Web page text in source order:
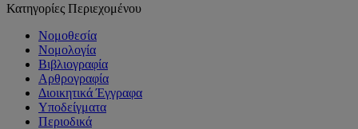
Κατηγορίες Περιεχομένου
Νομοθεσία
Νομολογία
Βιβλιογραφία
Αρθρογραφία
Διοικητικά Έγγραφα
Υποδείγματα
Περιοδικά